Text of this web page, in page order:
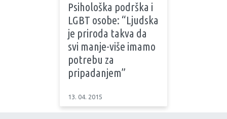
Psihološka podrška i
LGBT osobe: “Ljudska
je priroda takva da
svi manje-više imamo
potrebu za
pripadanjem”
13. 04. 2015